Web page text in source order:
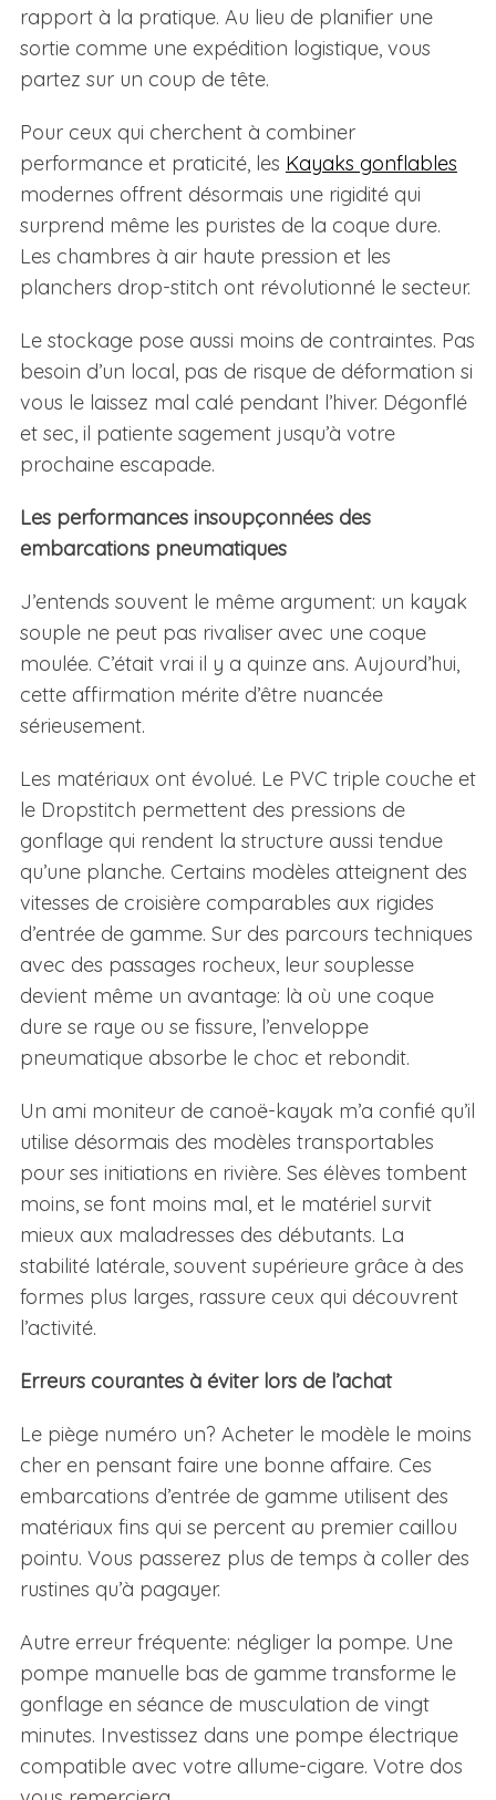
rapport à la pratique. Au lieu de planifier une
sortie comme une expédition logistique, vous
partez sur un coup de tête.
Pour ceux qui cherchent à combiner
performance et praticité, les Kayaks gonflables
modernes offrent désormais une rigidité qui
surprend même les puristes de la coque dure.
Les chambres à air haute pression et les
planchers drop-stitch ont révolutionné le secteur.
Le stockage pose aussi moins de contraintes. Pas
besoin d’un local, pas de risque de déformation si
vous le laissez mal calé pendant l’hiver. Dégonflé
et sec, il patiente sagement jusqu’à votre
prochaine escapade.
Les performances insoupçonnées des
embarcations pneumatiques
J’entends souvent le même argument: un kayak
souple ne peut pas rivaliser avec une coque
moulée. C’était vrai il y a quinze ans. Aujourd’hui,
cette affirmation mérite d’être nuancée
sérieusement.
Les matériaux ont évolué. Le PVC triple couche et
le Dropstitch permettent des pressions de
gonflage qui rendent la structure aussi tendue
qu’une planche. Certains modèles atteignent des
vitesses de croisière comparables aux rigides
d’entrée de gamme. Sur des parcours techniques
avec des passages rocheux, leur souplesse
devient même un avantage: là où une coque
dure se raye ou se fissure, l’enveloppe
pneumatique absorbe le choc et rebondit.
Un ami moniteur de canoë-kayak m’a confié qu’il
utilise désormais des modèles transportables
pour ses initiations en rivière. Ses élèves tombent
moins, se font moins mal, et le matériel survit
mieux aux maladresses des débutants. La
stabilité latérale, souvent supérieure grâce à des
formes plus larges, rassure ceux qui découvrent
l’activité.
Erreurs courantes à éviter lors de l’achat
Le piège numéro un? Acheter le modèle le moins
cher en pensant faire une bonne affaire. Ces
embarcations d’entrée de gamme utilisent des
matériaux fins qui se percent au premier caillou
pointu. Vous passerez plus de temps à coller des
rustines qu’à pagayer.
Autre erreur fréquente: négliger la pompe. Une
pompe manuelle bas de gamme transforme le
gonflage en séance de musculation de vingt
minutes. Investissez dans une pompe électrique
compatible avec votre allume-cigare. Votre dos